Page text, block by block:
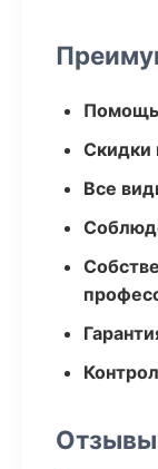
Помощь
Скидки
Все
Отзывы